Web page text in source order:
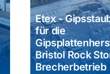
Etex -
für die
Bristol Rock
Brecherbetrieb